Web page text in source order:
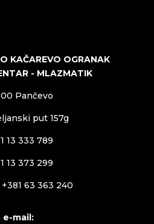
KAČAREVO OGRANAK
- MLAZMATIK
Pančevo
put 157g
13 333 789
13 373 299
63 363 240
e-mail: